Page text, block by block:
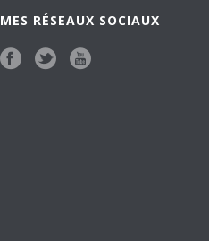
MES RÉSEAUX SOCIAUX